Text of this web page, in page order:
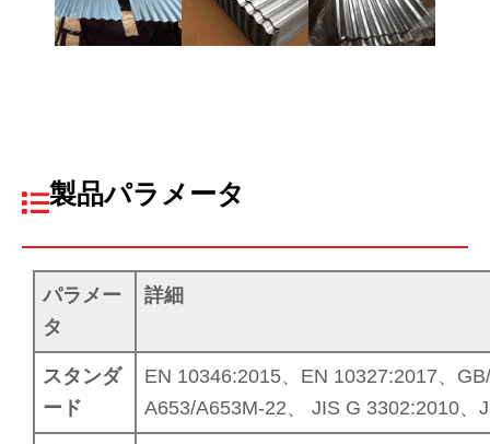
製品パラメータ
パラメー
タ
詳細
スタンダ
ード
EN 10346:2015、EN 10327:2017、
A653/A653M-22、 JIS G 3302:2010